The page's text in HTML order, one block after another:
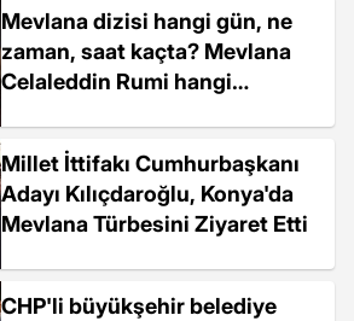
Mevlana dizisi hangi gün, ne
zaman, saat kaçta? Mevlana
Celaleddin Rumi hangi
Millet İttifakı Cumhurbaşkanı
Adayı Kılıçdaroğlu, Konya'da
Mevlana Türbesini Ziyaret Etti
CHP'li büyükşehir belediye